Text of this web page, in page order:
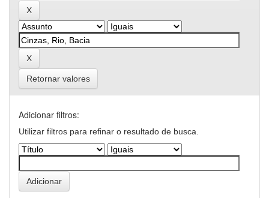
Retornar valores
Adicionar filtros:
Utilizar filtros para refinar o resultado de busca.